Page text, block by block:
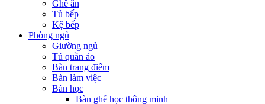
Ghế ăn
Tủ bếp
Kệ bếp
Phòng ngủ
Giường ngủ
Tủ quần áo
Bàn trang điểm
Bàn làm việc
Bàn học
Bàn ghế học thông minh